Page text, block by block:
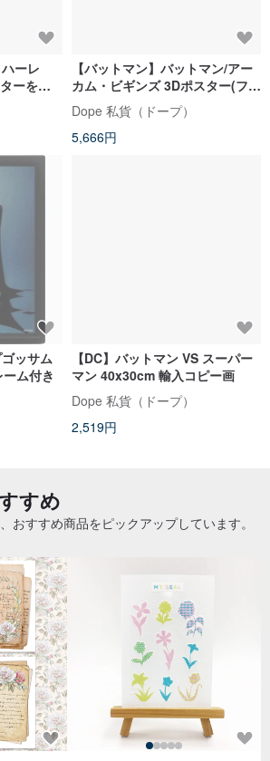
ーレ
ーを組
【バットマン】バットマン/アー
カム・ビギンズ 3Dポスター(フレ
ーム付)
Dope 私貨（ドープ）
5,666円
ッサム
ム付き
【DC】バットマン VS スーパー
マン 40x30cm 輸入コピー画
Dope 私貨（ドープ）
2,519円
すめ
おすすめ商品をピックアップしています。